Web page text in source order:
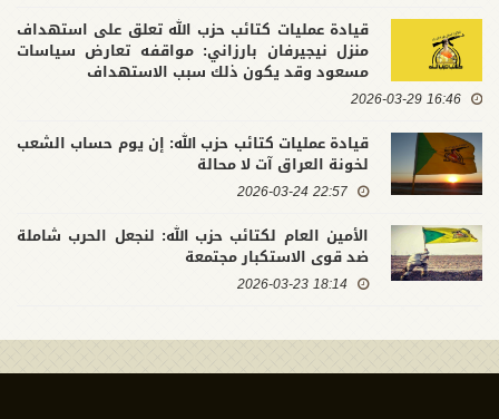
قيادة عمليات كتائب حزب الله تعلق على استهداف
منزل نيجيرفان بارزاني: مواقفه تعارض سياسات
مسعود وقد يكون ذلك سبب الاستهداف
16:46 2026-03-29
قيادة عمليات كتائب حزب الله: إن يوم حساب الشعب
لخونة العراق آت لا محالة
22:57 2026-03-24
الأمين العام لكتائب حزب الله: لنجعل الحرب شاملة
ضد قوى الاستكبار مجتمعة
18:14 2026-03-23